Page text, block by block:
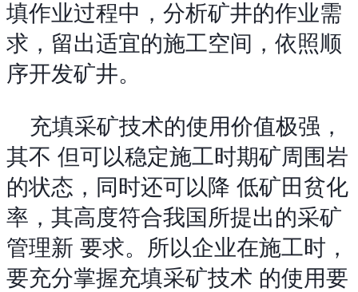
填作业过程中，分析矿井的作业需
求，留出适宜的施工空间，依照顺
序开发矿井。
充填采矿技术的使用价值极强，
其不 但可以稳定施工时期矿周围岩
的状态，同时还可以降 低矿田贫化
率，其高度符合我国所提出的采矿
管理新 要求。所以企业在施工时，
要充分掌握充填采矿技术 的使用要